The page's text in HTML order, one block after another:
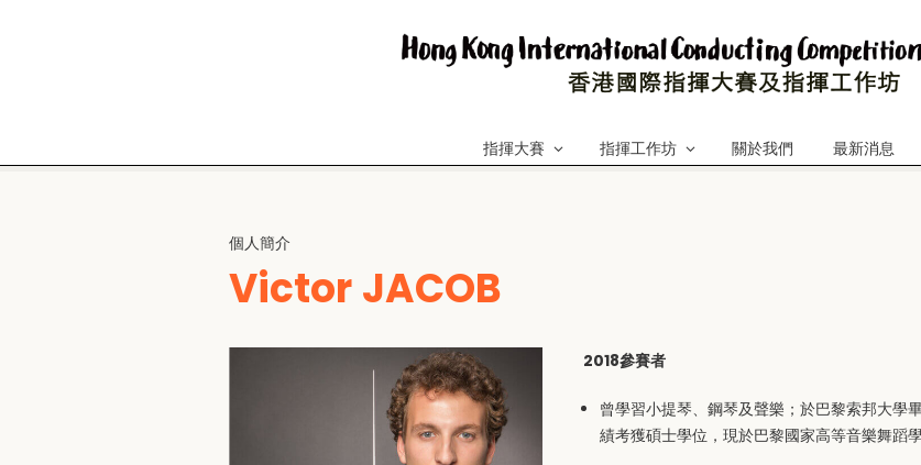
指揮大賽 指揮工作坊 關於我們 最新消息
個人簡介
Victor JACOB
2018參賽者
曾學習小提琴、鋼琴及聲樂；於巴黎索邦大學
績考獲碩士學位，現於巴黎國家高等音樂舞蹈